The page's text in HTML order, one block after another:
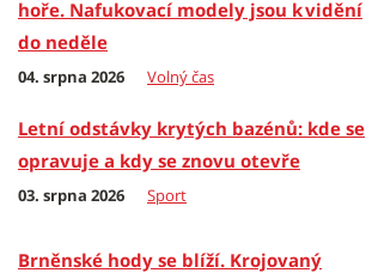
hoře. Nafukovací modely jsou k vidění
do neděle
04. srpna 2026 Volný čas
Letní odstávky krytých bazénů: kde se
opravuje a kdy se znovu otevře
03. srpna 2026 Sport
Brněnské hody se blíží. Krojovaný